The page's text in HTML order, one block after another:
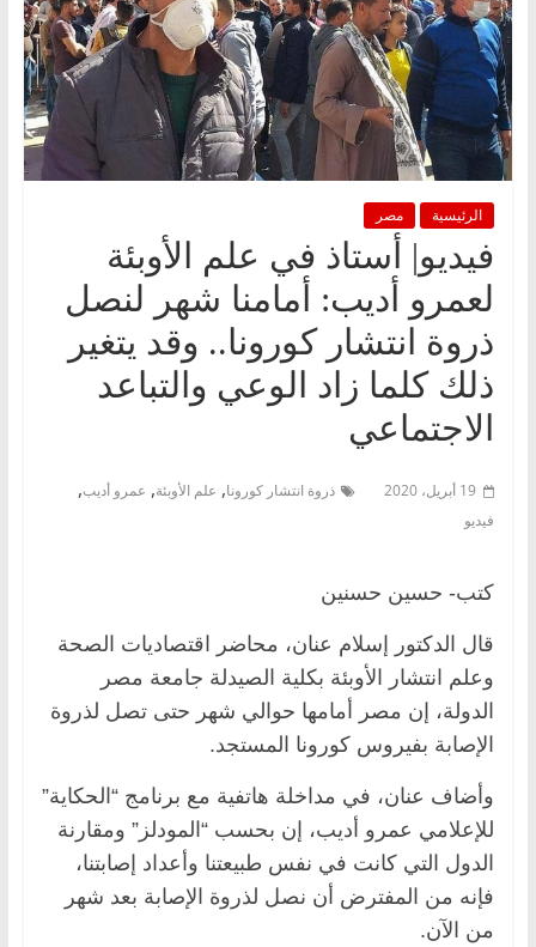
الرئيسية مصر
فيديو| أستاذ في علم الأوبئة
لعمرو أديب: أمامنا شهر لنصل
ذروة انتشار كورونا.. وقد يتغير
ذلك كلما زاد الوعي والتباعد
الاجتماعي
19 أبريل، 2020 ذروة انتشار كورونا, علم الأوبئة, عمرو أديب,
فيديو
كتب- حسين حسنين
قال الدكتور إسلام عنان، محاضر اقتصاديات الصحة
وعلم انتشار الأوبئة بكلية الصيدلة جامعة مصر
الدولة، إن مصر أمامها حوالي شهر حتى تصل لذروة
الإصابة بفيروس كورونا المستجد.
وأضاف عنان، في مداخلة هاتفية مع برنامج “الحكاية”
للإعلامي عمرو أديب، إن بحسب “المودلز” ومقارنة
الدول التي كانت في نفس طبيعتنا وأعداد إصابتنا،
فإنه من المفترض أن نصل لذروة الإصابة بعد شهر
من الآن.